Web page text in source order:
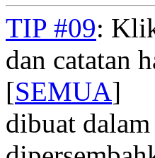
TIP #09:
dan catatan
[SEMUA]
dibuat dalam